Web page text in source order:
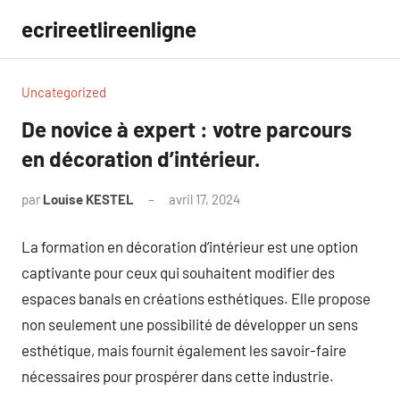
contenu
ecrireetlireenligne
Uncategorized
De novice à expert : votre parcours
en décoration d’intérieur.
par Louise KESTEL avril 17, 2024
La formation en décoration d’intérieur est une option
captivante pour ceux qui souhaitent modifier des
espaces banals en créations esthétiques. Elle propose
non seulement une possibilité de développer un sens
esthétique, mais fournit également les savoir-faire
nécessaires pour prospérer dans cette industrie.